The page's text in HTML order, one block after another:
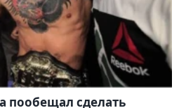
пообещал сделать